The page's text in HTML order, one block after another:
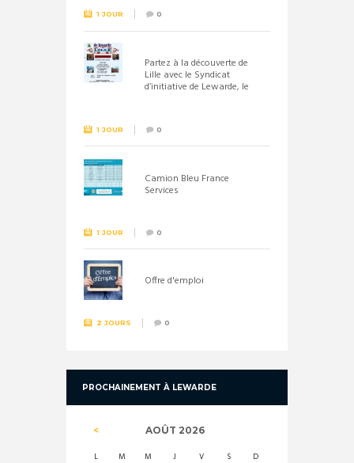
1 JOUR 0
Partez à la découverte de
Lille avec le Syndicat
d’initiative de Lewarde, le
1 JOUR 0
Camion Bleu France
Services
1 JOUR 0
Offre d'emploi
2 JOURS 0
PROCHAINEMENT À LEWARDE
AOÛT 2026
L M M J V S D